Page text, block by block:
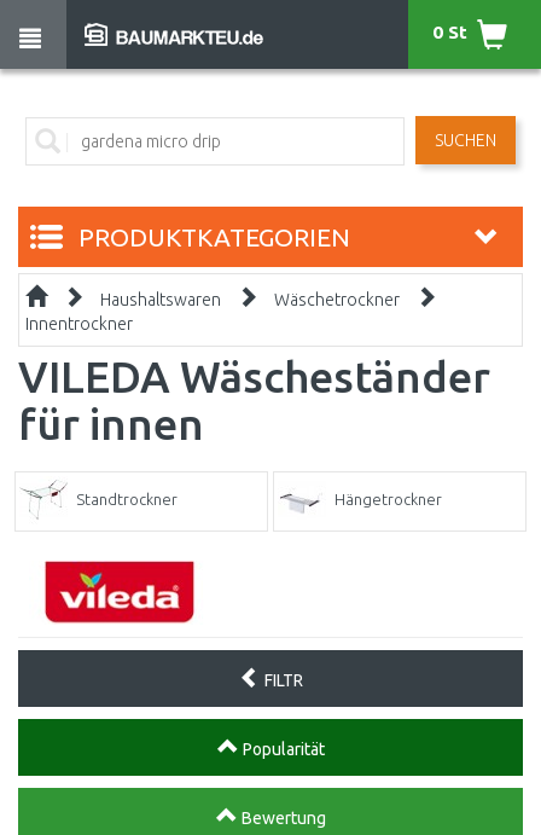
SUCHEN
0 St
PRODUKTKATEGORIEN
Haushaltswaren
Wäschetrockner
Innentrockner
VILEDA Wäscheständer
für innen
Standtrockner Hängetrockner
FILTR
Popularität
Bewertung